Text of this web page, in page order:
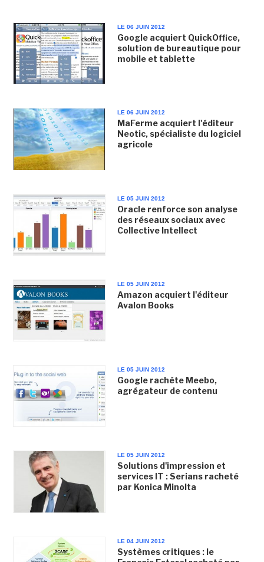
LE 06 JUIN 2012
Google acquiert QuickOffice,
solution de bureautique pour
mobile et tablette
LE 06 JUIN 2012
MaFerme acquiert l'éditeur
Neotic, spécialiste du logiciel
agricole
LE 05 JUIN 2012
Oracle renforce son analyse
des réseaux sociaux avec
Collective Intellect
LE 05 JUIN 2012
Amazon acquiert l'éditeur
Avalon Books
LE 05 JUIN 2012
Google rachète Meebo,
agrégateur de contenu
LE 05 JUIN 2012
Solutions d'impression et
services IT : Serians racheté
par Konica Minolta
LE 04 JUIN 2012
Systèmes critiques : le